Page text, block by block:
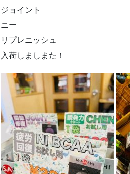
ジョイント
ニー
リプレニッシュ
入荷しましまた！